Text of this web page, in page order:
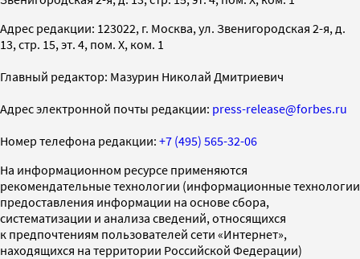
Адрес редакции: 123022, г. Москва, ул. Звенигородская 2-я, д.
13, стр. 15, эт. 4, пом. X, ком. 1
Главный редактор: Мазурин Николай Дмитриевич
Адрес электронной почты редакции: press-release@forbes.ru
Номер телефона редакции: +7 (495) 565-32-06
На информационном ресурсе применяются
рекомендательные технологии (информационные технологии
предоставления информации на основе сбора,
систематизации и анализа сведений, относящихся
к предпочтениям пользователей сети «Интернет»,
находящихся на территории Российской Федерации)